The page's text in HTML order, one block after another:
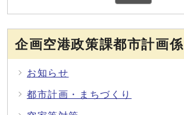
企画空港政策課都市計画係
お知らせ
都市計画・まちづくり